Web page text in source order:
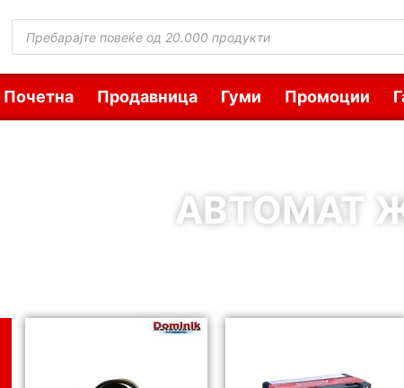
Почетна Продавница Гуми Промоции
АВТОМАТ